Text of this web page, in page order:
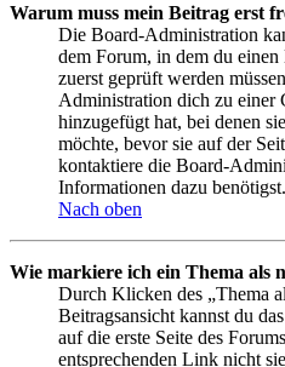
Warum muss mein Beitrag erst
Die Board-Administration
dem Forum, in dem du
zuerst geprüft werden
Administration dich zu einer
hinzugefügt hat, bei denen
möchte, bevor sie auf der
kontaktiere die Board-
Informationen dazu benötigst.
Nach oben
Wie markiere ich ein Thema als
Durch Klicken des „Thema
Beitragsansicht kannst du
auf die erste Seite des
entsprechenden Link nicht